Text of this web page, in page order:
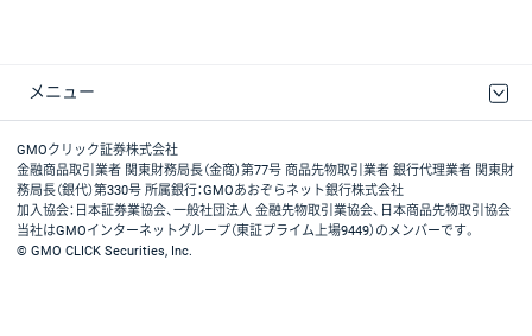
メニュー
取引規程・約款
最良執行方針
ディスクレイマー
リスク説明
GMOクリック証券ホームページ
GMOクリック証券株式会社
金融商品取引業者 関東財務局長（金商）第77号 商品先物取引業者 銀行代理業者 関東財
務局長（銀代）第330号 所属銀行：GMOあおぞらネット銀行株式会社
加入協会：日本証券業協会、一般社団法人 金融先物取引業協会、日本商品先物取引協会
当社はGMOインターネットグループ（東証プライム上場9449）のメンバーです。
© GMO CLICK Securities, Inc.